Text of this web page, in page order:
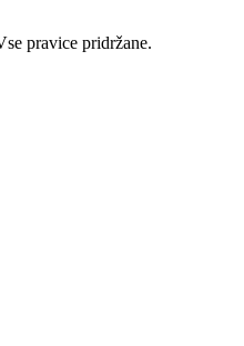
pravice pridržane.